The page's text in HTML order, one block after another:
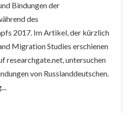
Bindungen der
des
2017. Im Artikel, der kürzlich
Migration Studies erschienen
researchgate.net, untersuchen
von Russlanddeutschen.